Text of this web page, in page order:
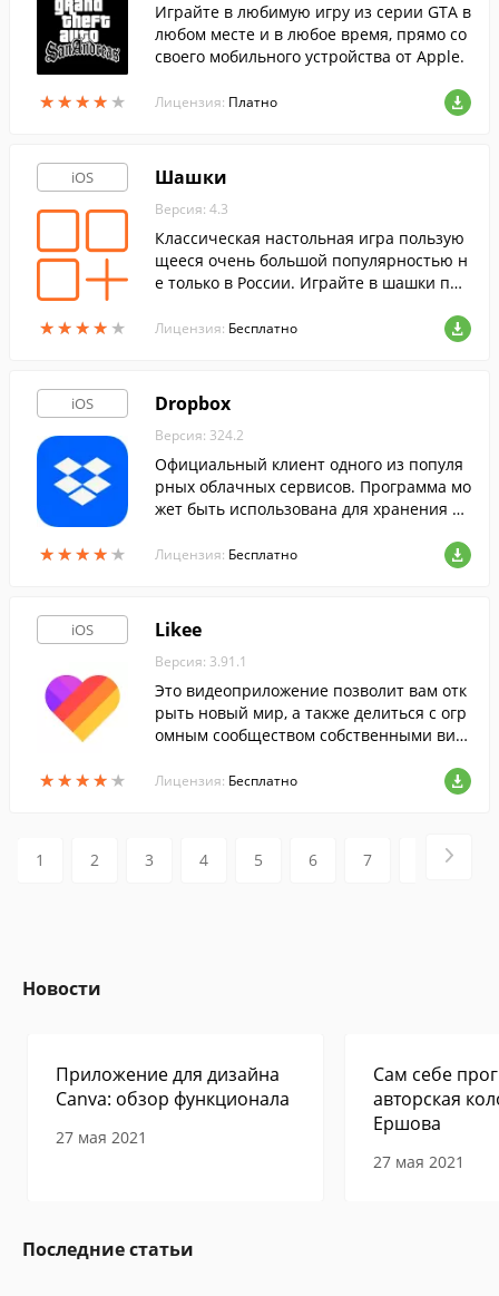
★★★★ ★
★★★★ ★
Играйте в любимую игру из серии GTA в
любом месте и в любое время, прямо со
своего мобильного устройства от Apple.
Лицензия: Платно
iOS
★★★★ ★
★★★★ ★
Шашки
Версия: 4.3
Классическая настольная игра пользую
щееся очень большой популярностью н
е только в России. Играйте в шашки пря
Лицензия: Бесплатно
iOS
★★★★★
★★★★★
Dropbox
Версия: 324.2
Официальный клиент одного из популя
рных облачных сервисов. Программа мо
жет быть использована для хранения ва
ных, для обмена файлами с друзьями и к
Лицензия: Бесплатно
iOS
★★★★★
★★★★★
Likee
Версия: 3.91.1
Это видеоприложение позволит вам отк
рыть новый мир, а также делиться с огр
омным сообществом собственными вид
Лицензия: Бесплатно
1 2 3 4 5 6 7
Новости
Приложение для дизайна
Canva: обзор функционала
27 мая 2021
Сам себе
авторская
Ершова
27 мая 2021
Последние статьи